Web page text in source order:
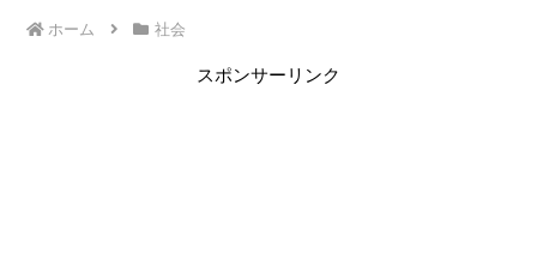
ホーム 社会
スポンサーリンク